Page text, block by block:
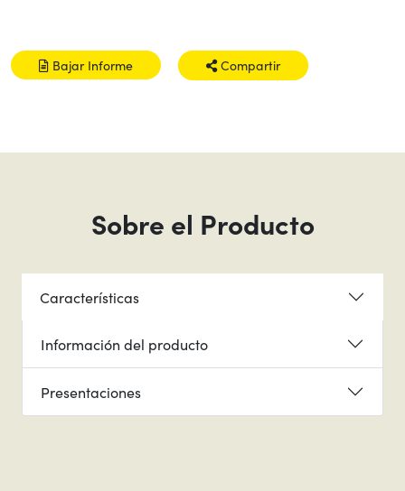
Bajar Informe Compartir
Sobre el Producto
Características
Información del producto
Presentaciones